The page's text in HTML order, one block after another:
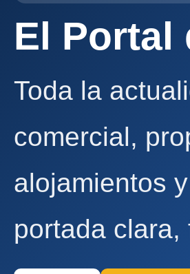
El Portal
Toda la
comercial,
alojamientos
portada